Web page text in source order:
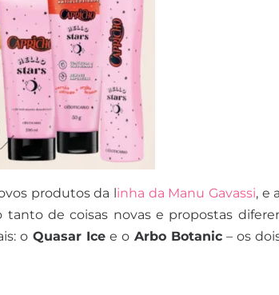
produtos da l inha da Manu Gavassi, e
tanto de coisas novas e propostas
oQuasar Ice e o Arbo Botanic– os